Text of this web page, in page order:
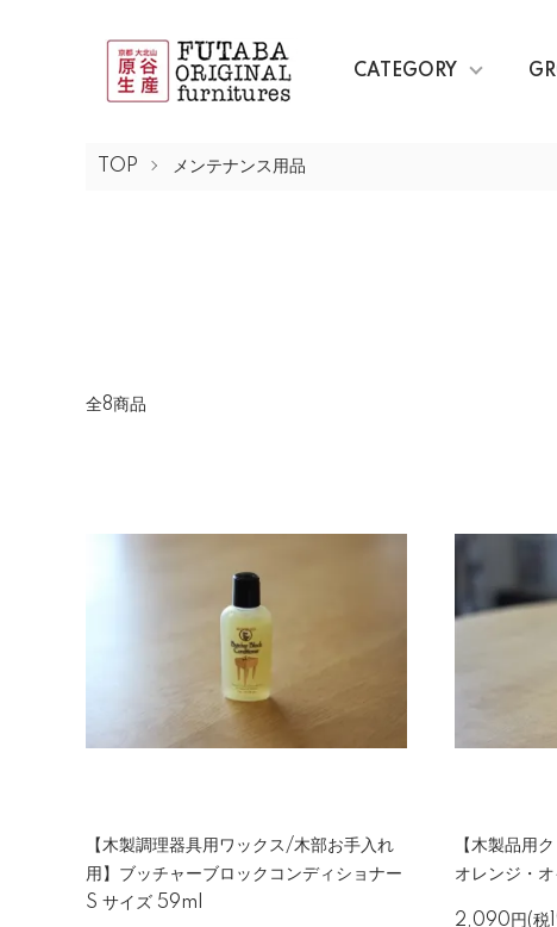
CATEGORY
TOP メンテナンス用品
全8商品
【木製調理器具用ワックス/木部お手入れ
用】ブッチャーブロックコンディショナー
S サイズ 59ml
【木製品用
オレンジ・
2,090円(税